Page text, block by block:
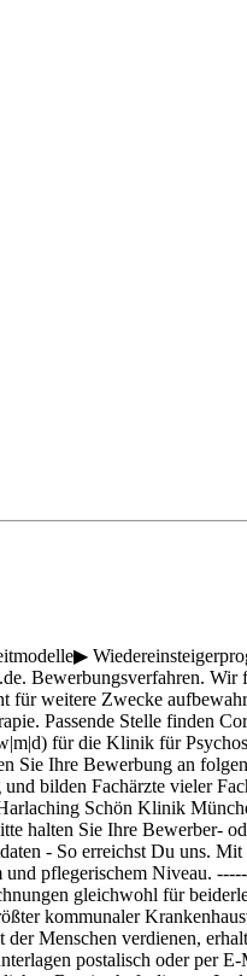
Gesundheitsberufe München. Die Schön Klinik München Harlaching ist Münchens größte Spezialklinik für Beschwerden des Bewegungsapparats. Im Fachbereich wird Ihre Bewerbung hinsichtlich Eignung und Qualifikation gesichtet. Hier stehen Sie im Mittelpunkt: Karriere, Chancengleichheit, Soziale Leistungen, Familienorientierung, Gesundheitsförderung sowie Ihre Fort- & Weiterbildung. Telefonzeiten: Montag – Donnerstag: 09:00 – 15:00 Uhr Freitag: 09:00 – 12:00 Uhr. Das kbo-Heckscher-Klinikum blickt auf eine über 90-jährige Geschichte zurück: die großzügige Spende von Carl August Heckscher, einem deutschen Auswanderer in die USA, machte die Gründung der Heckscher-Klinik 1929 möglich. Das Klinikum der Universität München zählt zu den größten und forschungsstärksten Universitätsklinika in Deutschland und Europa. Schreiben Sie uns: studium(at)tum.de. Season’s Greetings "Ladies and Gentlemen, dear members of LMU Munich, a year that has demanded a lot from us all is coming to an end. In der Klinik für Psychiatrie und Psychotherapie des LMU-Klinikums sind etwa 300 Mitarbeiter beschäftigt. Approbationsurkunde, Berufsurkunde, Arbeitszeugnisse). Für unsere München Klinik Harlaching suchen wir zum nächstmöglichen Zeitpunkt eine/einen. Schön, dass Sie sich für die Schön Klinik als Arbeitgeber interessieren. 1.